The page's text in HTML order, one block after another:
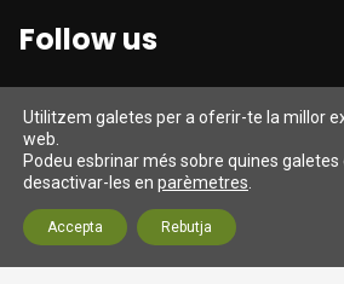
Follow us
Darrers tweets
Tweets from https://twitter.com/
twitter-accts
Utilitzem galetes per a oferir-te la millor
web.
Podeu esbrinar més sobre quines
desactivar-les en parèmetres
Accepta Rebutja